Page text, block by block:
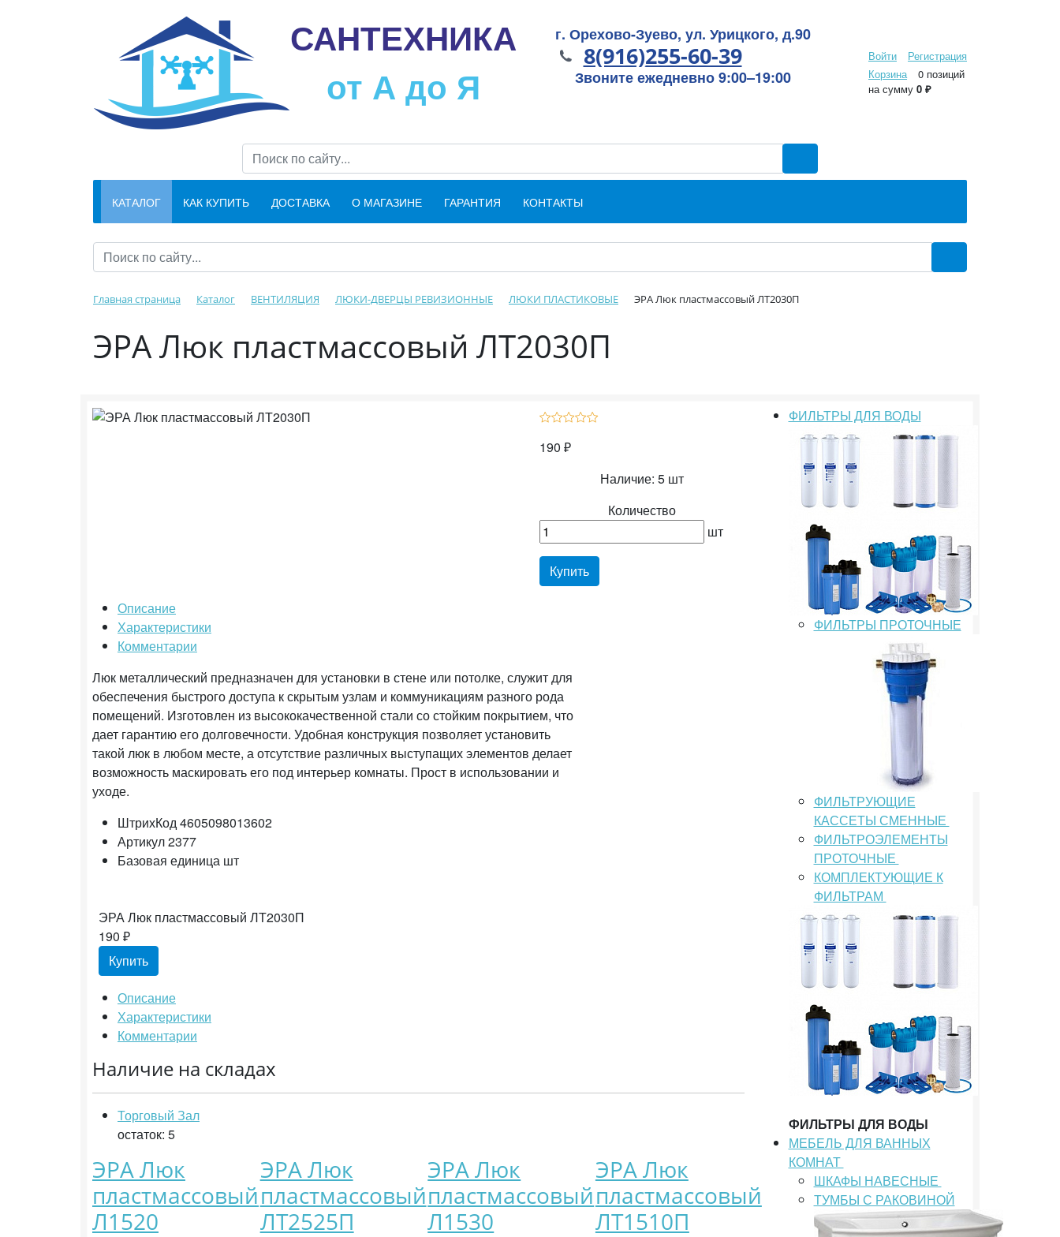
САНТЕХНИКА
от А до Я
Войти
Регистрация
Корзина
0 позиций
на сумму 0 ₽
г. Орехово-Зуево, ул. Урицкого, д.90
8(916)255-60-39
Звоните ежедневно 9:00–19:00
КАТАЛОГ КАК КУПИТЬ ДОСТАВКА О МАГАЗИНЕ ГАРАНТИЯ КОНТАКТЫ
Главная страница Каталог ВЕНТИЛЯЦИЯ ЛЮКИ-ДВЕРЦЫ РЕВИЗИОННЫЕ ЛЮКИ ПЛАСТИКОВЫЕ ЭРА Люк пластмассовый ЛТ2030П
ЭРА Люк пластмассовый ЛТ2030П
190 ₽
Наличие: 5 шт
Количество
шт
Купить
Описание
Характеристики
Комментарии
Люк металлический предназначен для установки в стене или потолке, служит для
обеспечения быстрого доступа к скрытым узлам и коммуникациям разного рода
помещений. Изготовлен из высококачественной стали со стойким покрытием, что
дает гарантию его долговечности. Удобная конструкция позволяет установить
такой люк в любом месте, а отсутствие различных выступащих элементов делает
возможность маскировать его под интерьер комнаты. Прост в использовании и
уходе.
ШтрихКод4605098013602
Артикул2377
Базовая единица шт
ЭРА Люк пластмассовый ЛТ2030П
190 ₽
Купить
Описание
Характеристики
Комментарии
Наличие на складах
Торговый Зал
остаток: 5
ЭРА Люк
пластмассовый
Л1520
ЭРА Люк
пластмассовый
ЛТ2525П
ЭРА Люк
пластмассовый
Л1530
ЭРА Люк
пластмассовый
ЛТ1510П
ФИЛЬТРЫ ДЛЯ ВОДЫ
ФИЛЬТРЫ ПРОТОЧНЫЕ
ФИЛЬТРУЮЩИЕ
КАССЕТЫ СМЕННЫЕ
ФИЛЬТРОЭЛЕМЕНТЫ
ПРОТОЧНЫЕ
КОМПЛЕКТУЮЩИЕ К
ФИЛЬТРАМ
ФИЛЬТРЫ ДЛЯ ВОДЫ
МЕБЕЛЬ ДЛЯ ВАННЫХ
КОМНАТ
ШКАФЫ НАВЕСНЫЕ
ТУМБЫ С РАКОВИНОЙ